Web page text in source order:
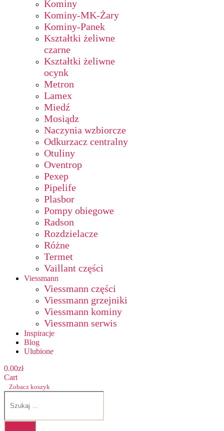
Kominy
Kominy-MK-Żary
Kominy-Panek
Kształtki żeliwne
czarne
Kształtki żeliwne
ocynk
Metron
Lamex
Miedź
Mosiądz
Naczynia wzbiorcze
Odkurzacz centralny
Otuliny
Oventrop
Pexep
Pipelife
Plasbor
Pompy obiegowe
Radson
Rozdzielacze
Różne
Termet
Vaillant części
Viessmann
Viessmann części
Viessmann grzejniki
Viessmann kominy
Viessmann serwis
Inspiracje
Blog
Ulubione
0.00zł
Cart
Zobacz koszyk
Szukaj: